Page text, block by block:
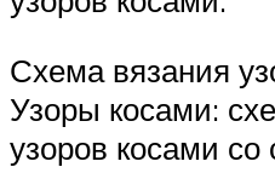
Схема вязания
Узоры косами:
узоров косами